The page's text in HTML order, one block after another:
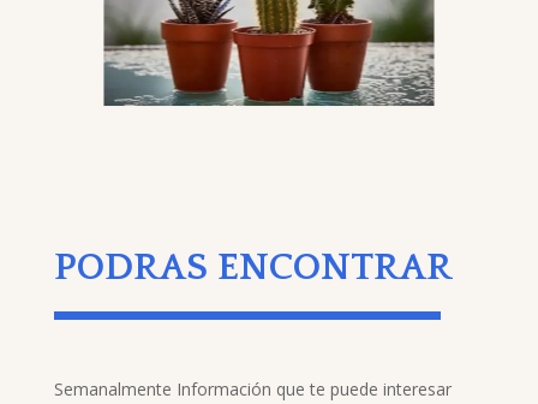
PODRAS ENCONTRAR
Semanalmente Información que te puede interesar